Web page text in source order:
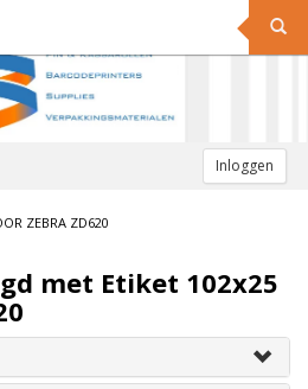
Inloggen
ZEBRA ZD620
met Etiket 102x25